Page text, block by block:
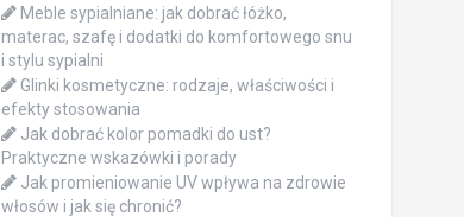
Meble sypialniane: jak dobrać łóżko,
materac, szafę i dodatki do komfortowego snu
i stylu sypialni
Glinki kosmetyczne: rodzaje, właściwości i
efekty stosowania
Jak dobrać kolor pomadki do ust?
Praktyczne wskazówki i porady
Jak promieniowanie UV wpływa na zdrowie
włosów i jak się chronić?